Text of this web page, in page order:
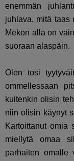
enemmän
juhlava, mitä taas
Mekon alla on
suoraan alaspäin.
Olen tosi
ommellessaan
kuitenkin olisin
niin olisin käynyt
Kartoittanut
miellytä omaa
parhaiten omalle